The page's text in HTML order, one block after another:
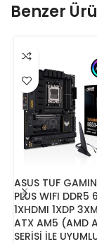
Benzer
ASUS TUF
PLUS WIFI DDR5
1XHDMI 1XDP
ATX AM5 (AMD
SERİSİ İLE